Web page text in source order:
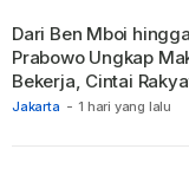
Jakarta - 1 hari yang lalu
Dari Ben Mboi
Prabowo Ungkap
Bekerja, Cintai
Sehat.